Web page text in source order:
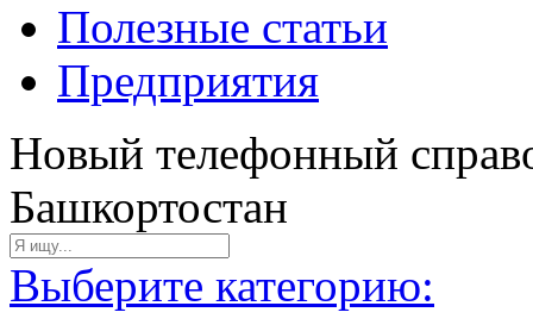
Полезные статьи
Предприятия
Новый телефонный
Башкортостан
Выберите категорию: